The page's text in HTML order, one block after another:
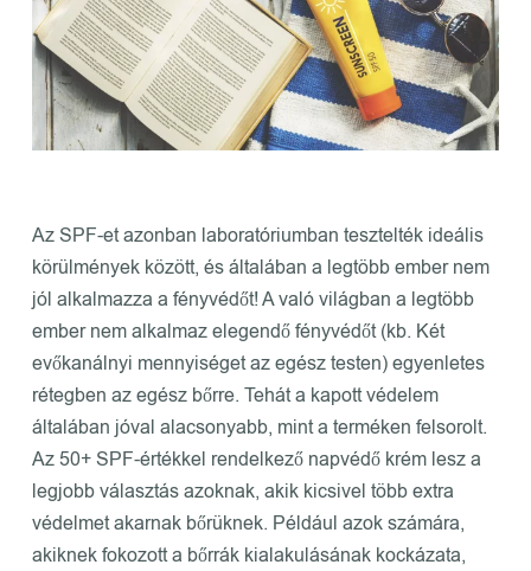
Az SPF-et azonban laboratóriumban tesztelték ideális
körülmények között, és általában a legtöbb ember nem
jól alkalmazza a fényvédőt! A való világban a legtöbb
ember nem alkalmaz elegendő fényvédőt (kb. Két
evőkanálnyi mennyiséget az egész testen) egyenletes
rétegben az egész bőrre. Tehát a kapott védelem
általában jóval alacsonyabb, mint a terméken felsorolt.
Az 50+ SPF-értékkel rendelkező napvédő krém lesz a
legjobb választás azoknak, akik kicsivel több extra
védelmet akarnak bőrüknek. Például azok számára,
akiknek fokozott a bőrrák kialakulásának kockázata,